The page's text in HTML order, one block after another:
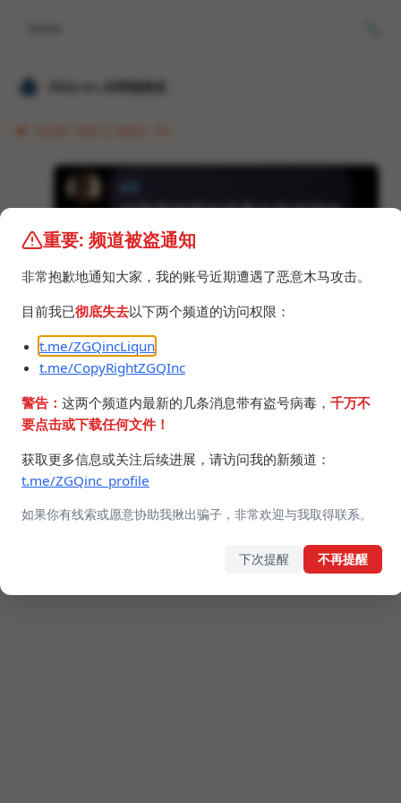
𝐙𝐆𝐐 ɪɴᴄ.的唠嗑频道
https://t.me/blacktechsharing/216827
男人是人，女人也是人
所以人有2套生殖器官。
重要: 频道被盗通知
非常抱歉地通知大家，我的账号近期遭遇了恶意木马攻击。
目前我已彻底失去以下两个频道的访问权限：
t.me/ZGQincLiqun
t.me/CopyRightZGQInc
警告： 这两个频道内最新的几条消息带有盗号病毒， 千万不
要点击或下载任何文件！
获取更多信息或关注后续进展，请访问我的新频道：
t.me/ZGQinc_profile
如果你有线索或愿意协助我揪出骗子，非常欢迎与我取得联系。
下次提醒 不再提醒